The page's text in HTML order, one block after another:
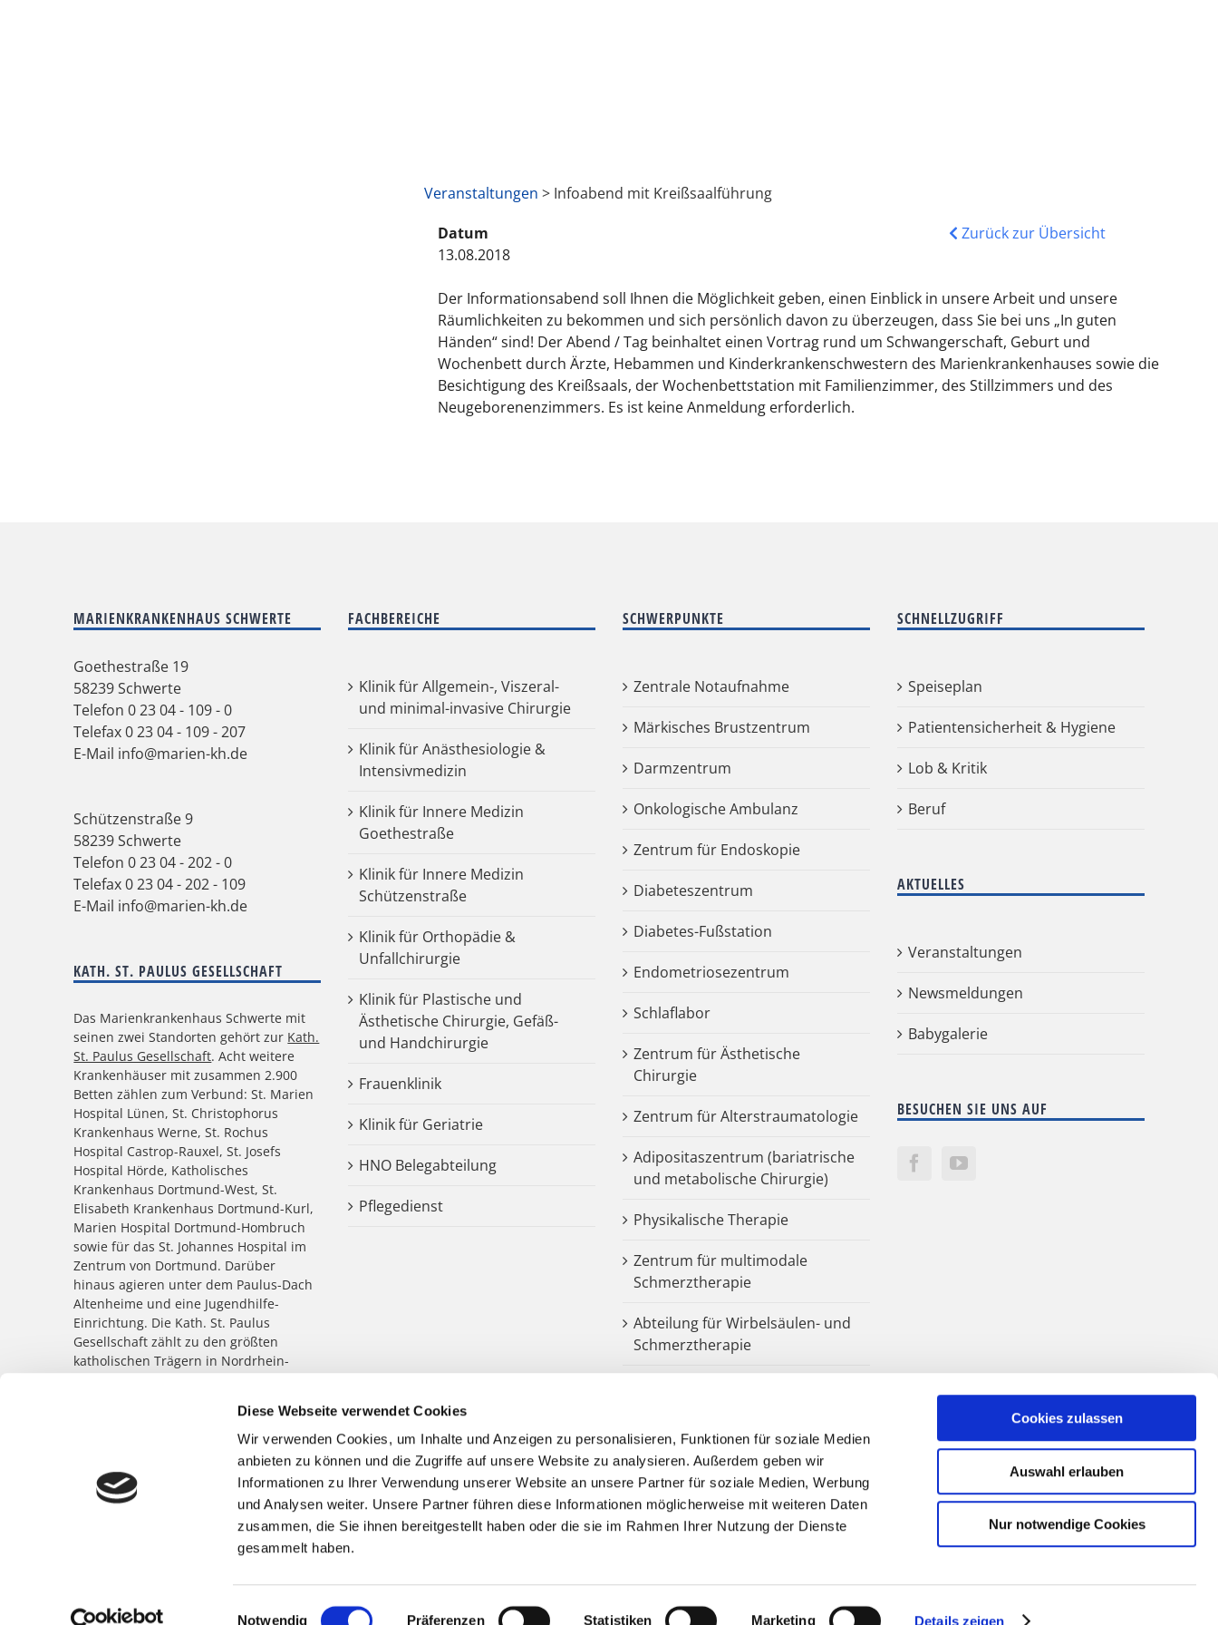
Diese Webseite verwendet Cookies
Wir verwenden Cookies, um Inhalte und Anzeigen zu personalisieren, Funktionen für soziale Medien
anbieten zu können und die Zugriffe auf unsere Website zu analysieren. Außerdem geben wir
Informationen zu Ihrer Verwendung unserer Website an unsere Partner für soziale Medien, Werbung
und Analysen weiter. Unsere Partner führen diese Informationen möglicherweise mit weiteren Daten
zusammen, die Sie ihnen bereitgestellt haben oder die sie im Rahmen Ihrer Nutzung der Dienste
gesammelt haben.
Einwilligungsauswahl
Notwendig Präferenzen Statistiken Marketing Details zeigen
Cookies zulassen
Auswahl erlauben
Nur notwendige Cookies
Veranstaltungen > Infoabend mit Kreißsaalführung
Datum
13.08.2018
Zurück zur Übersicht
Der Informationsabend soll Ihnen die Möglichkeit geben, einen Einblick in unsere Arbeit und unsere
Räumlichkeiten zu bekommen und sich persönlich davon zu überzeugen, dass Sie bei uns „In guten
Händen“ sind! Der Abend / Tag beinhaltet einen Vortrag rund um Schwangerschaft, Geburt und
Wochenbett durch Ärzte, Hebammen und Kinderkrankenschwestern des Marienkrankenhauses sowie die
Besichtigung des Kreißsaals, der Wochenbettstation mit Familienzimmer, des Stillzimmers und des
Neugeborenenzimmers. Es ist keine Anmeldung erforderlich.
MARIENKRANKENHAUS SCHWERTE
Goethestraße 19
58239 Schwerte
Telefon0 23 04 - 109 - 0
Telefax 0 23 04 - 109 - 207
E-Mail info@marien-kh.de
Schützenstraße 9
58239 Schwerte
Telefon0 23 04 - 202 - 0
Telefax 0 23 04 - 202 - 109
E-Mail info@marien-kh.de
KATH. ST. PAULUS GESELLSCHAFT
Das Marienkrankenhaus Schwerte mit
seinen zwei Standorten gehört zur Kath.
St. Paulus Gesellschaft. Acht weitere
Krankenhäuser mit zusammen 2.900
Betten zählen zum Verbund: St. Marien
Hospital Lünen, St. Christophorus
Krankenhaus Werne, St. Rochus
Hospital Castrop-Rauxel, St. Josefs
Hospital Hörde, Katholisches
Krankenhaus Dortmund-West, St.
Elisabeth Krankenhaus Dortmund-Kurl,
Marien Hospital Dortmund-Hombruch
sowie für das St. Johannes Hospital im
Zentrum von Dortmund. Darüber
hinaus agieren unter dem Paulus-Dach
Altenheime und eine Jugendhilfe-
Einrichtung. Die Kath. St. Paulus
Gesellschaft zählt zu den größten
katholischen Trägern in Nordrhein-
anvertrauten Patient:innen,
Bewohner:innen, Kinder und
FACHBEREICHE
Klinik für Allgemein-, Viszeral-
und minimal-invasive Chirurgie
Klinik für Anästhesiologie &
Intensivmedizin
Klinik für Innere Medizin
Goethestraße
Klinik für Innere Medizin
Schützenstraße
Klinik für Orthopädie &
Unfallchirurgie
Klinik für Plastische und
Ästhetische Chirurgie, Gefäß-
und Handchirurgie
Frauenklinik
Klinik für Geriatrie
HNO Belegabteilung
Pflegedienst
SCHWERPUNKTE
Zentrale Notaufnahme
Märkisches Brustzentrum
Darmzentrum
Onkologische Ambulanz
Zentrum für Endoskopie
Diabeteszentrum
Diabetes-Fußstation
Endometriosezentrum
Schlaflabor
Zentrum für Ästhetische
Chirurgie
Zentrum für Alterstraumatologie
Adipositaszentrum (bariatrische
und metabolische Chirurgie)
Physikalische Therapie
Zentrum für multimodale
Schmerztherapie
Abteilung für Wirbelsäulen- und
Schmerztherapie
Notarztstandort
Kooperationspartner
SCHNELLZUGRIFF
Speiseplan
Patientensicherheit & Hygiene
Lob & Kritik
Beruf
AKTUELLES
Veranstaltungen
Newsmeldungen
Babygalerie
BESUCHEN SIE UNS AUF